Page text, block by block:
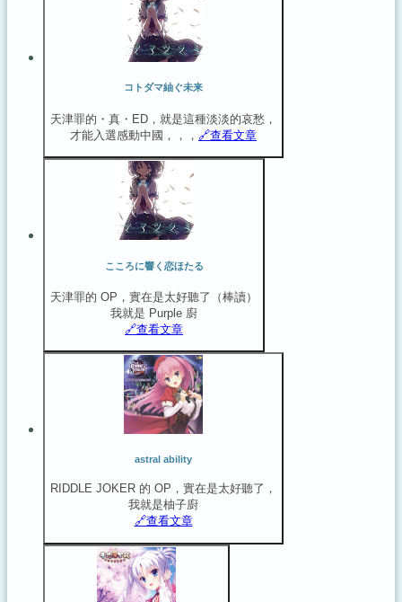
コトダマ紬ぐ未来
天津罪的・真・ED，就是這種淡淡的哀愁，
才能入選感動中國，，， 🔗️查看文章
こころに響く恋ほたる
天津罪的 OP，實在是太好聽了（棒讀）
我就是 Purple 廚
🔗️查看文章
astral ability
RIDDLE JOKER 的 OP，實在是太好聽了，
我就是柚子廚
🔗️查看文章